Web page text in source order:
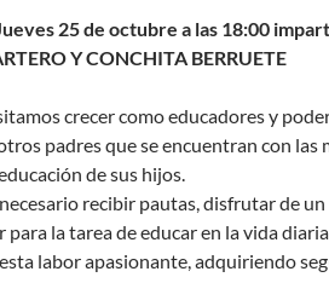
25 de octubre a las 18:00
Y CONCHITA BERRUETE
crecer como educadores y
padres que se encuentran con las
de sus hijos.
recibir pautas, disfrutar de un
para la tarea de educar en la vida
labor apasionante, adquiriendo